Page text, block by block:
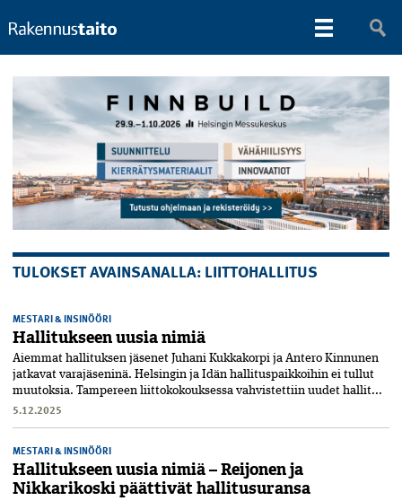
TULOKSET AVAINSANALLA: LIITTOHALLITUS
MESTARI & INSINÖÖRI
Hallitukseen uusia nimiä
Aiemmat hallituksen jäsenet Juhani Kukkakorpi ja Antero Kinnunen
jatkavat varajäseninä. Helsingin ja Idän hallituspaikkoihin ei tullut
muutoksia. Tampereen liittokokouksessa vahvistettiin uudet hallit...
5.12.2025
MESTARI & INSINÖÖRI
Hallitukseen uusia nimiä – Reijonen ja
Nikkarikoski päättivät hallitusuransa